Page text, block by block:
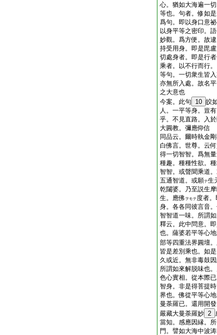
心。猶如大海遍一
等也。句者。修如
爲句。即以身口意
以身平等之密印。
妙觀。爲方便。故
持受用身。即是毘
切處身者。即是行
乘者。以不行而行
等句。一切衆生皆
亦無所入處。故名
之大意也
今案。此句
10 皎
人。一平等身。豈
乎。不見直路。入
大圓教。彌應仰信
同品云。爾時執金
白佛言。世尊。云
得一切智智。爲無
種趣。種種性欲。
智智。或聲聞乘道
五通智道。或願テ生
乾闥婆。乃至説生
生。應佛 ヲモテ度者
身。各各同彼言音
智智道一味。所謂
釋云。此中問意。
也。薩婆若平等心
部等四重法界圓壇
皆是差別乘也。如
久或近。無非毒鼓
所謂如來解脱味也
色心實相。從本際
智身。非是得菩提
界也。佛從平等心
曼荼羅已。還用開
嚴藏大曼荼羅妙 2
當知。感應因縁。
門。譬如大海中波